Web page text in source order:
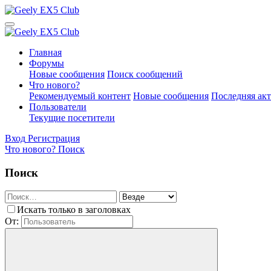
Главная
Форумы
Новые сообщения Поиск сообщений
Что нового?
Рекомендуемый контент Новые сообщения Последняя
Пользователи
Текущие посетители
Вход Регистрация
Что нового? Поиск
Поиск
Искать только в заголовках
От: